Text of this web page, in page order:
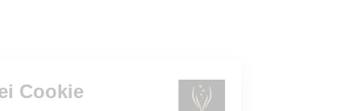
Gestione dei Cookie